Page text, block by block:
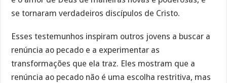
se tornaram verdadeiros discípulos de Cristo.
Esses testemunhos inspiram outros jovens a buscar a
renúncia ao pecado e a experimentar as
transformações que ela traz. Eles mostram que a
renúncia ao pecado não é uma escolha restritiva, mas